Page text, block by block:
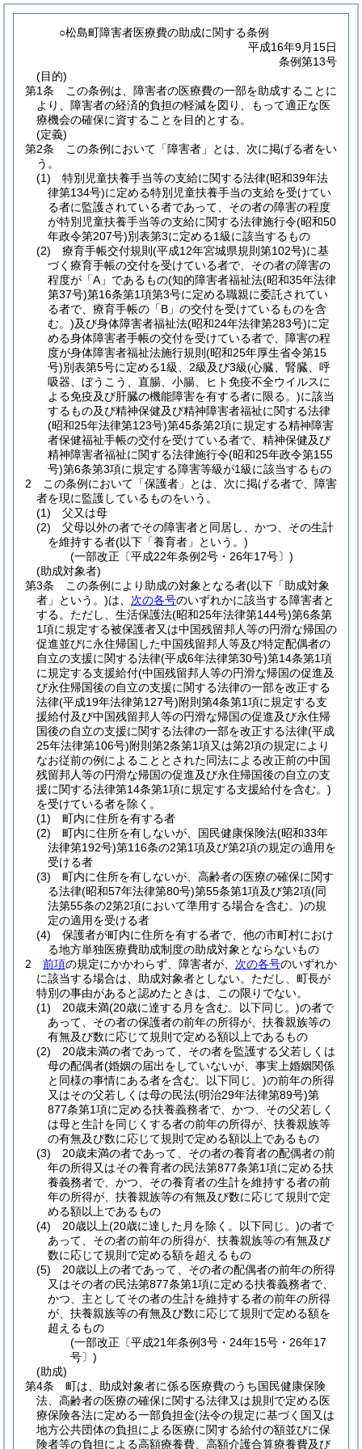
○松島町障害者医療費の助成に関する条例
平成16年9月15日
条例第13号
(目的)
第1条
この条例は、障害者の医療費の一部を助成することに
より、障害者の経済的負担の軽減を図り、もって適正な医
療機会の確保に資することを目的とする。
(定義)
第2条
この条例において「障害者」とは、次に掲げる者をい
う。
(1)
特別児童扶養手当等の支給に関する法律(昭和39年法
律第134号)に定める特別児童扶養手当の支給を受けてい
る者に監護されている者であって、その者の障害の程度
が特別児童扶養手当等の支給に関する法律施行令(昭和50
年政令第207号)別表第3に定める1級に該当するもの
(2)
療育手帳交付規則 (平成12年宮城県規則第102号)に基
づく療育手帳の交付を受けている者で、その者の障害の
程度が「A」であるもの(知的障害者福祉法(昭和35年法律
第37号)第16条第1項第3号に定める職親に委託されてい
る者で、療育手帳の「B」の交付を受けているものを含
む。)及び身体障害者福祉法(昭和24年法律第283号)に定
める身体障害者手帳の交付を受けている者で、障害の程
度が身体障害者福祉法施行規則 (昭和25年厚生省令第15
号)別表第5号に定める1級、2級及び3級(心臓、腎臓、呼
吸器、ぼうこう、直腸、小腸、ヒト免疫不全ウイルスに
よる免疫及び肝臓の機能障害を有する者に限る。)に該当
するもの及び精神保健及び精神障害者福祉に関する法律
(昭和25年法律第123号)第45条第2項に規定する精神障害
者保健福祉手帳の交付を受けている者で、精神保健及び
精神障害者福祉に関する法律施行令(昭和25年政令第155
号)第6条第3項に規定する障害等級が1級に該当するもの
2
この条例において「保護者」とは、次に掲げる者で、障害
者を現に監護しているものをいう。
(1)
父又は母
(2)
父母以外の者でその障害者と同居し、かつ、その生計
を維持する者(以下「養育者」という。)
(一部改正〔平成22年条例2号・26年17号〕)
(助成対象者)
第3条
この条例により助成の対象となる者(以下「助成対象
者」という。)は、 次の各号のいずれかに該当する障害者と
する。 ただし、生活保護法(昭和25年法律第144号)第6条第
1項に規定する被保護者又は中国残留邦人等の円滑な帰国の
促進並びに永住帰国した中国残留邦人等及び特定配偶者の
自立の支援に関する法律(平成6年法律第30号)第14条第1項
に規定する支援給付(中国残留邦人等の円滑な帰国の促進及
び永住帰国後の自立の支援に関する法律の一部を改正する
法律(平成19年法律第127号)附則第4条第1項に規定する支
援給付及び中国残留邦人等の円滑な帰国の促進及び永住帰
国後の自立の支援に関する法律の一部を改正する法律(平成
25年法律第106号)附則第2条第1項又は第2項の規定により
なお従前の例によることとされた同法による改正前の中国
残留邦人等の円滑な帰国の促進及び永住帰国後の自立の支
援に関する法律第14条第1項に規定する支援給付を含む。)
を受けている者を除く。
(1)
町内に住所を有する者
(2)
町内に住所を有しないが、国民健康保険法(昭和33年
法律第192号)第116条の2第1項及び第2項の規定の適用を
受ける者
(3)
町内に住所を有しないが、高齢者の医療の確保に関す
る法律(昭和57年法律第80号)第55条第1項及び第2項(同
法第55条の2第2項において準用する場合を含む。)の規
定の適用を受ける者
(4)
保護者が町内に住所を有する者で、他の市町村におけ
る地方単独医療費助成制度の助成対象とならないもの
2
前項の規定にかかわらず、障害者が、 次の各号のいずれか
に該当する場合は、助成対象者としない。 ただし、町長が
特別の事由があると認めたときは、この限りでない。
(1)
20歳未満(20歳に達する月を含む。以下同じ。)の者で
あって、その者の保護者の前年の所得が、扶養親族等の
有無及び数に応じて規則で定める額以上であるもの
(2)
20歳未満の者であって、その者を監護する父若しくは
母の配偶者(婚姻の届出をしていないが、事実上婚姻関係
と同様の事情にある者を含む。以下同じ。)の前年の所得
又はその父若しくは母の民法(明治29年法律第89号)第
877条第1項に定める扶養義務者で、かつ、その父若しく
は母と生計を同じくする者の前年の所得が、扶養親族等
の有無及び数に応じて規則で定める額以上であるもの
(3)
20歳未満の者であって、その者の養育者の配偶者の前
年の所得又はその養育者の民法第877条第1項に定める扶
養義務者で、かつ、その養育者の生計を維持する者の前
年の所得が、扶養親族等の有無及び数に応じて規則で定
める額以上であるもの
(4)
20歳以上(20歳に達した月を除く。以下同じ。)の者で
あって、その者の前年の所得が、扶養親族等の有無及び
数に応じて規則で定める額を超えるもの
(5)
20歳以上の者であって、その者の配偶者の前年の所得
又はその者の民法第877条第1項に定める扶養義務者で、
かつ、主としてその者の生計を維持する者の前年の所得
が、扶養親族等の有無及び数に応じて規則で定める額を
超えるもの
(一部改正〔平成21年条例3号・24年15号・26年17
号〕)
(助成)
第4条
町は、助成対象者に係る医療費のうち国民健康保険
法、高齢者の医療の確保に関する法律又は規則で定める医
療保険各法に定める一部負担金(法令の規定に基づく国又は
地方公共団体の負担による医療に関する給付の額並びに保
険者等の負担による高額療養費、高額介護合算療養費及び